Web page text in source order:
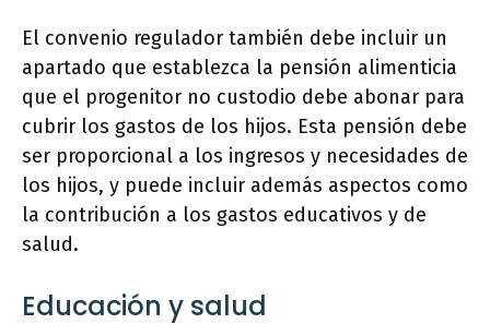
El convenio regulador también debe incluir un
apartado que establezca la pensión alimenticia
que el progenitor no custodio debe abonar para
cubrir los gastos de los hijos. Esta pensión debe
ser proporcional a los ingresos y necesidades de
los hijos, y puede incluir además aspectos como
la contribución a los gastos educativos y de
salud.
Educación y salud